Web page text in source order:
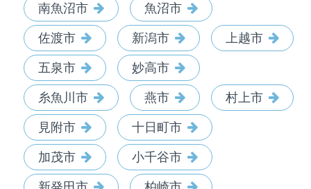
南魚沼市 魚沼市
佐渡市 新潟市 上越市
五泉市 妙高市
糸魚川市 燕市 村上市
見附市 十日町市
加茂市 小千谷市